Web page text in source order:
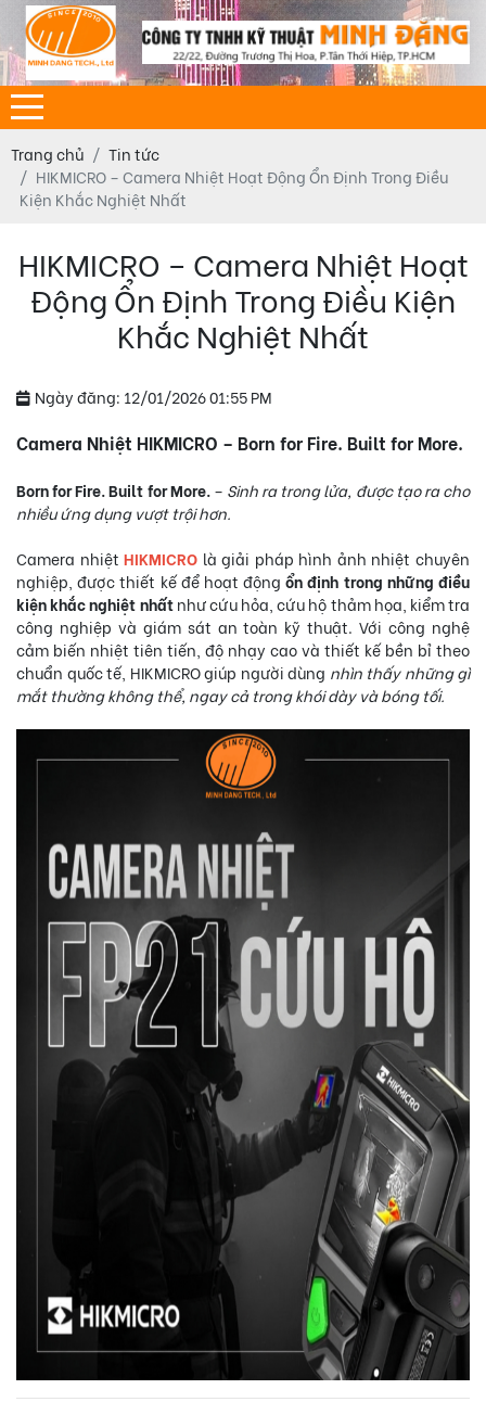
Trang chủ
Tin tức
HIKMICRO – Camera Nhiệt Hoạt Động Ổn Định Trong Điều
Kiện Khắc Nghiệt Nhất
HIKMICRO – Camera Nhiệt Hoạt
Động Ổn Định Trong Điều Kiện
Khắc Nghiệt Nhất
Ngày đăng: 12/01/2026 01:55 PM
Camera Nhiệt HIKMICRO – Born for Fire. Built for More.
Born for Fire. Built for More.– Sinh ra trong lửa, được tạo ra cho
nhiều ứng dụng vượt trội hơn.
Camera nhiệtHIKMICRO là giải pháp hình ảnh nhiệt chuyên
nghiệp, được thiết kế để hoạt độngổn định trong những điều
kiện khắc nghiệt nhấtnhư cứu hỏa, cứu hộ thảm họa, kiểm tra
công nghiệp và giám sát an toàn kỹ thuật. Với công nghệ
cảm biến nhiệt tiên tiến, độ nhạy cao và thiết kế bền bỉ theo
chuẩn quốc tế, HIKMICRO giúp người dùng nhìn thấy những gì
mắt thường không thể, ngay cả trong khói dày và bóng tối.